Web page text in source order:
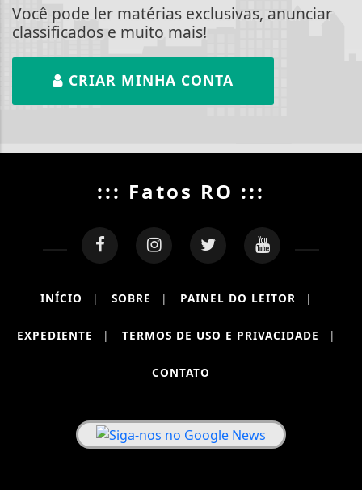
Você pode ler matérias exclusivas, anunciar
classificados e muito mais!
CRIAR MINHA CONTA
::: Fatos RO :::
INÍCIO | SOBRE | PAINEL DO LEITOR |
EXPEDIENTE | TERMOS DE USO E PRIVACIDADE |
CONTATO